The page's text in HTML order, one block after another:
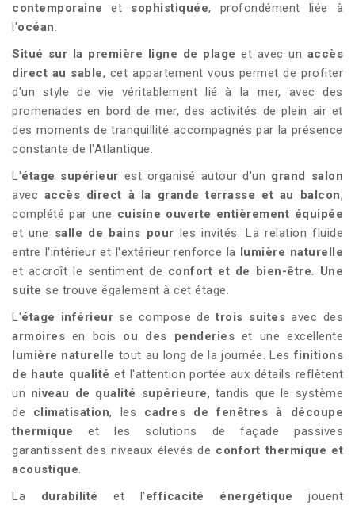
contemporaine et sophistiquée, profondément liée à
l'océan.
Situé sur la première ligne de plage et avec un accès
direct au sable, cet appartement vous permet de profiter
d'un style de vie véritablement lié à la mer, avec des
promenades en bord de mer, des activités de plein air et
des moments de tranquillité accompagnés par la présence
constante de l'Atlantique.
L'étage supérieur est organisé autour d'un grand salon
avec accès direct à la grande terrasse et au balcon,
complété par une cuisine ouverte entièrement équipée
et une salle de bains pour les invités. La relation fluide
entre l'intérieur et l'extérieur renforce la lumière naturelle
et accroît le sentiment de confort et de bien-être. Une
suite se trouve également à cet étage.
L'étage inférieur se compose detrois suites avec des
armoires en bois ou des penderies et une excellente
lumière naturelle tout au long de la journée. Lesfinitions
de haute qualité et l'attention portée aux détails reflètent
un niveau de qualité supérieure, tandis que le système
de climatisation, les cadres de fenêtres à découpe
thermique et les solutions de façade passives
garantissent des niveaux élevés de confort thermique et
acoustique.
La durabilité et l'efficacité énergétique jouent